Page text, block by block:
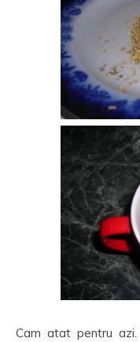
Cam atat pentru